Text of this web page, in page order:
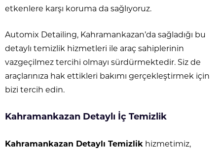
etkenlere karşı koruma da sağlıyoruz.
Automix Detailing, Kahramankazan’da sağladığı bu
detaylı temizlik hizmetleri ile araç sahiplerinin
vazgeçilmez tercihi olmayı sürdürmektedir. Siz de
araçlarınıza hak ettikleri bakımı gerçekleştirmek için
bizi tercih edin.
Kahramankazan Detaylı İç Temizlik
Kahramankazan Detaylı Temizlik hizmetimiz,